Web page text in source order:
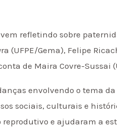
refletindo sobre
(UFPE/Gema), Felipe
de Maira Covre-Sussai
envolvendo o tema
sociais, culturais e
e ajudaram a